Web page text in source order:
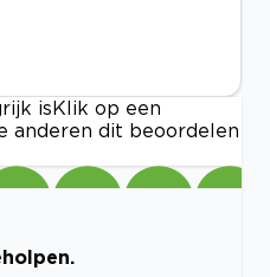
is Klik op een
anderen dit beoordelen